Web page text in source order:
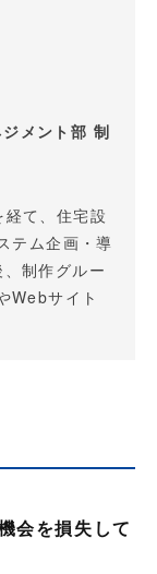
メント部 制
て、住宅設
テム企画・導
制作グルー
Webサイト
会を損失して